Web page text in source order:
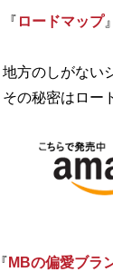
『 ロードマップ』
地方のしがない
その秘密はロー
『 MBの偏愛ブラ